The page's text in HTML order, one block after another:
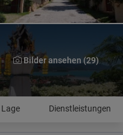
Bilder ansehen (29)
Lage Dienstleistungen